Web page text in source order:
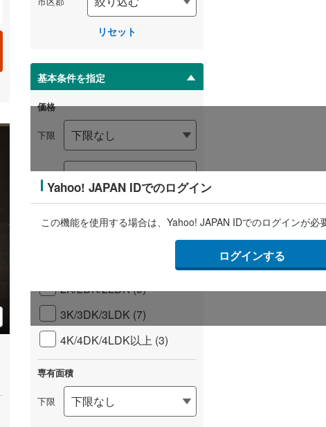
件
ペ
ー
に
存
る
Yahoo! JAPAN IDでのログイン
この機能を使用する場合は、Yahoo! JAPAN IDでのログインが必
ログインする
リセット
基本条件を指定
価格
下限
価格未定の物件も含める
2K/2DK/2LDK (9)
3K/3DK/3LDK (7)
4K/4DK/4LDK以上 (3)
専有面積
下限